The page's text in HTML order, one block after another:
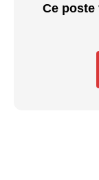
Ce poste